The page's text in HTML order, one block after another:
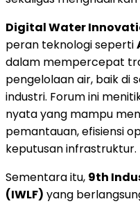
Digital Water
peran teknologi seperti
dalam mempercepat
pengelolaan air, baik di
industri. Forum ini
nyata yang mampu
pemantauan, efisiensi
keputusan infrastruktur.
Sementara itu, 9th
(IWLF) yang